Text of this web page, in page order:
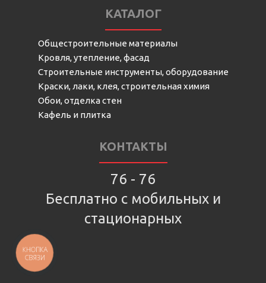
КАТАЛОГ
Общестроительные материалы
Кровля, утепление, фасад
Строительные инструменты, оборудование
Краски, лаки, клея, строительная химия
Обои, отделка стен
Кафель и плитка
КОНТАКТЫ
76 - 76
Бесплатно с мобильных и
стационарных
КНОПКА
СВЯЗИ